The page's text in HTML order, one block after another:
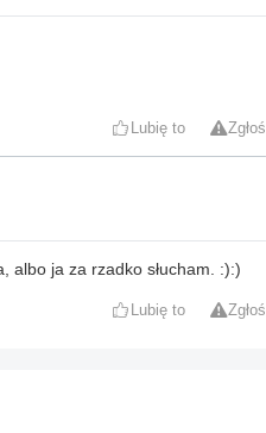
Lubię to Zgłoś
albo ja za rzadko słucham. :):)
Lubię to Zgłoś